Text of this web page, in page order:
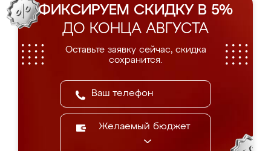
ФИКСИРУЕМ СКИДКУ В 5%
ДО КОНЦА АВГУСТА
Оставьте заявку сейчас, скидка
сохранится.
Желаемый бюджет